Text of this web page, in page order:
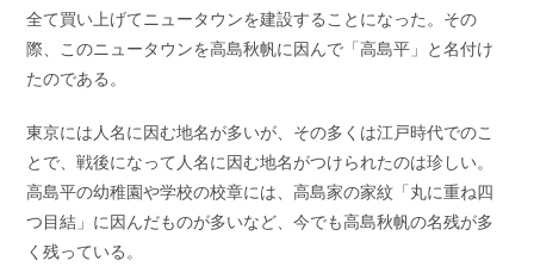
全て買い上げてニュータウンを建設することになった。その
際、このニュータウンを高島秋帆に因んで「高島平」と名付け
たのである。
東京には人名に因む地名が多いが、その多くは江戸時代でのこ
とで、戦後になって人名に因む地名がつけられたのは珍しい。
高島平の幼稚園や学校の校章には、高島家の家紋「丸に重ね四
つ目結」に因んだものが多いなど、今でも高島秋帆の名残が多
く残っている。